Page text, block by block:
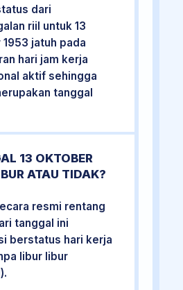
dari
riil untuk 13
jatuh pada
hari jam kerja
aktif sehingga
tanggal
13 OKTOBER
ATAU TIDAK?
resmi rentang
tanggal ini
berstatus hari kerja
libur libur